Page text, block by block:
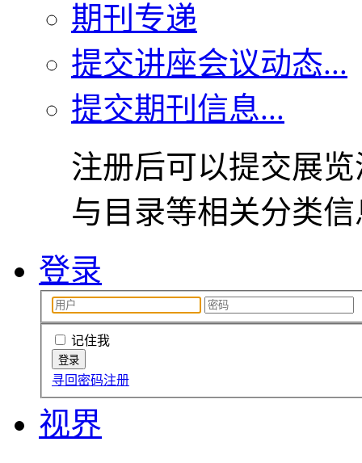
期刊专递
提交讲座会议动态...
提交期刊信息...
注册后可以提交展
与目录等相关分类
登录
记住我
寻回密码注册
视界